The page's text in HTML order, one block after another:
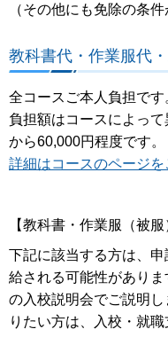
（その他にも免除の条件
教科書代・作業服代
全コースご本人負担です
負担額はコースによっ
から60,000円程度です。
詳細はコースのページを
【教科書・作業服（被
下記に該当する方は、
給される可能性があり
の入校説明会でご説明
りたい方は、入校・就